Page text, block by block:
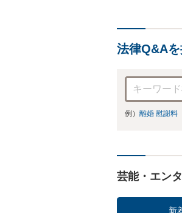
法律Q&A
例） 離婚 慰謝料
芸能・エン
新